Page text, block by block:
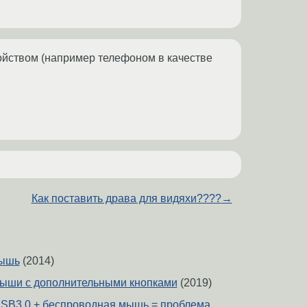
(например телефоном в качестве
Как поставить драва для видяхи????→
(2014)
с дополнительными кнопками (2019)